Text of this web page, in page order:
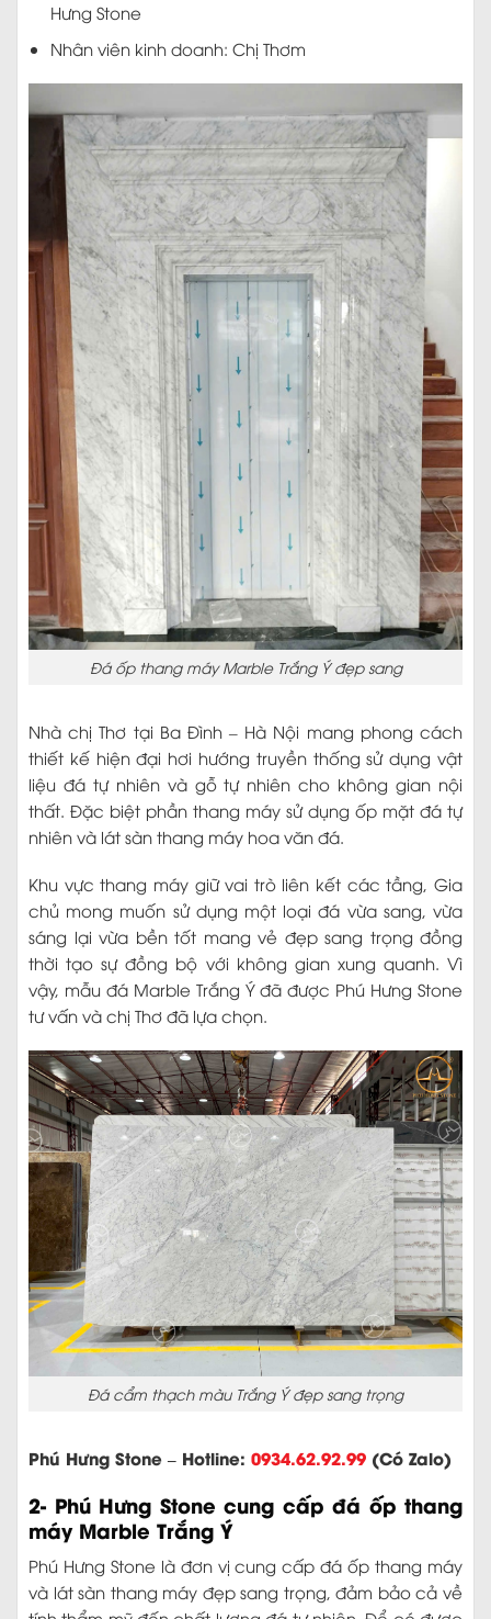
Hưng Stone
Nhân viên kinh doanh: Chị Thơm
Đá ốp thang máy Marble Trắng Ý đẹp sang
Nhà chị Thơ tại Ba Đình – Hà Nội mang phong cách
thiết kế hiện đại hơi hướng truyền thống sử dụng vật
liệu đá tự nhiên và gỗ tự nhiên cho không gian nội
thất. Đặc biệt phần thang máy sử dụng ốp mặt đá tự
nhiên và lát sàn thang máy hoa văn đá.
Khu vực thang máy giữ vai trò liên kết các tầng, Gia
chủ mong muốn sử dụng một loại đá vừa sang, vừa
sáng lại vừa bền tốt mang vẻ đẹp sang trọng đồng
thời tạo sự đồng bộ với không gian xung quanh. Vì
vậy, mẫu đá Marble Trắng Ý đã được Phú Hưng Stone
tư vấn và chị Thơ đã lựa chọn.
Đá cẩm thạch màu Trắng Ý đẹp sang trọng
Phú Hưng Stone – Hotline: 0934.62.92.99 (Có Zalo)
2- Phú Hưng Stone cung cấp đá ốp thang
máy Marble Trắng Ý
Phú Hưng Stone là đơn vị cung cấp đá ốp thang máy
và lát sàn thang máy đẹp sang trọng, đảm bảo cả về